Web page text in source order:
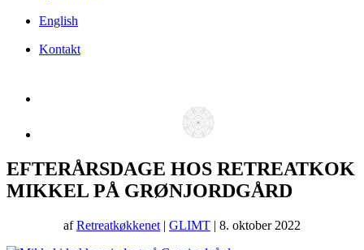
English
Kontakt
EFTERÅRSDAGE HOS RETREATKOK
MIKKEL PÅ GRØNJORDGÅRD
afRetreatkøkkenet | GLIMT | 8. oktober 2022